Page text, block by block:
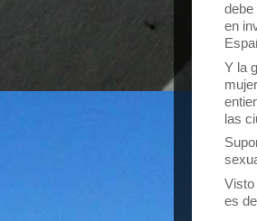
debe
en
Y la
las
Visto
es